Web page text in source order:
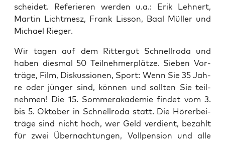
schei­det. Refe­rie­ren wer­den u.a.: Erik Leh­nert,
Mar­tin Licht­mesz, Frank Lis­son, Baal Mül­ler und
Micha­el Rieger.
Wir tagen auf dem Rit­ter­gut Schnell­ro­da und
haben dies­mal 50 Teil­neh­mer­plät­ze. Sie­ben Vor­
trä­ge, Film, Dis­kus­sio­nen, Sport: Wenn Sie 35 Jah­
re oder jün­ger sind, kön­nen und soll­ten Sie teil­
neh­men! Die 15. Som­mer­aka­de­mie fin­det vom 3.
bis 5. Okto­ber in Schnell­ro­da statt. Die Hörer­bei­
trä­ge sind nicht hoch, wer Geld ver­dient, bezahlt
für zwei Über­nach­tun­gen, Voll­pen­si­on und alle